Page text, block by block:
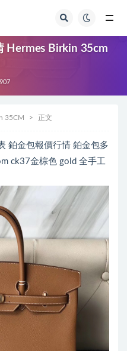
Hermes Birkin 35cm
35CM 正文
鉑金包報價行情 鉑金包多
ck37金棕色 gold 全手工